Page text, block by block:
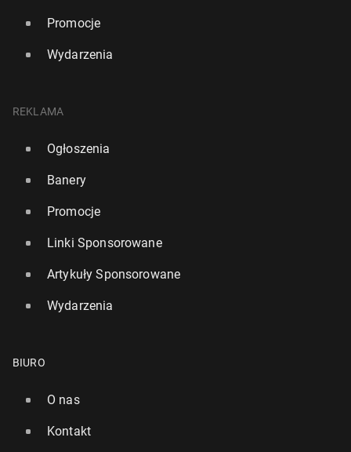
Promocje
Wydarzenia
REKLAMA
Ogłoszenia
Banery
Promocje
Linki Sponsorowane
Artykuły Sponsorowane
Wydarzenia
BIURO
O nas
Kontakt